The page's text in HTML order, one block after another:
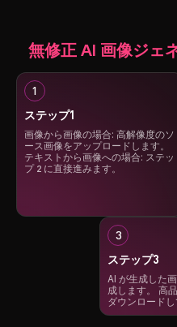
無修正 AI 画像ジェ
ステップ1
画像から画像の場合: 高解像度のソ
ース画像をアップロードします。
テキストから画像への場合: ステッ
プ 2 に直接進みます。
ステップ3
AI が生成した
成します。 高
ダウンロードし